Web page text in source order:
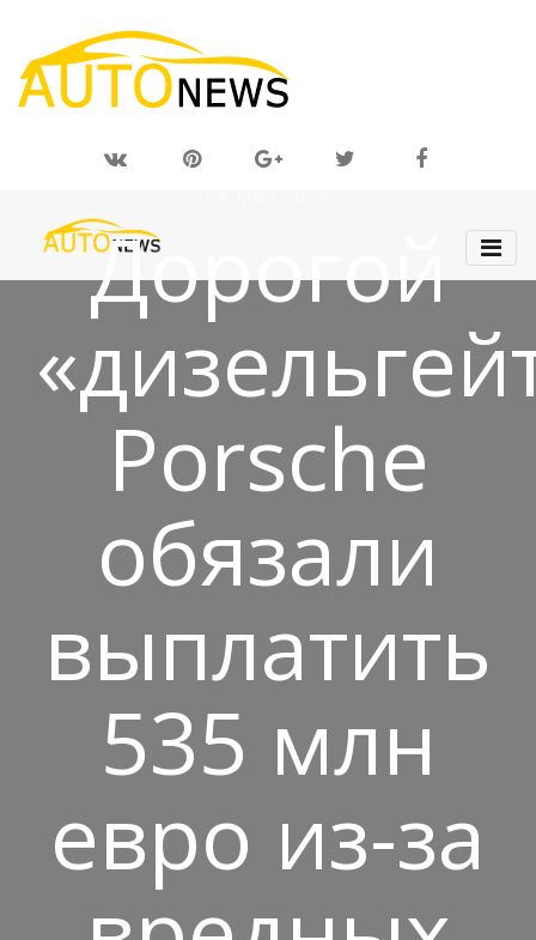
Дорогой
Porsche
обязали
выплатить
535 млн
евро из-за